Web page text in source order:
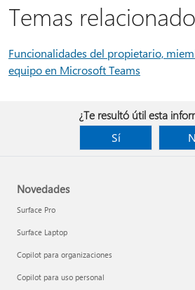
Temas
Funcionalidades del propietario,
equipo en Microsoft Teams
¿Te resultó útil esta
Sí
Novedades
Surface Pro
Surface Laptop
Copilot para organizaciones
Copilot para uso personal